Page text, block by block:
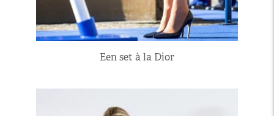
Een set à la Dior